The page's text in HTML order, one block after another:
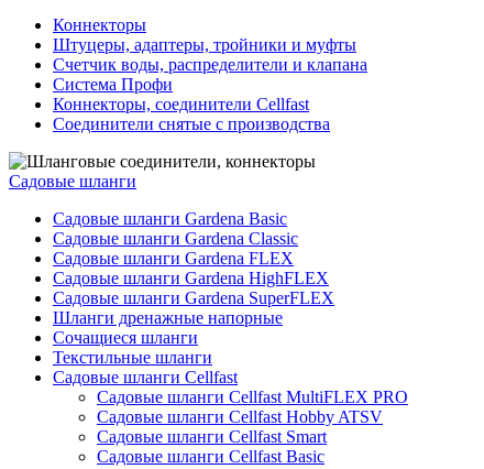
Коннекторы
Штуцеры, адаптеры, тройники и муфты
Счетчик воды, распределители и клапана
Система Профи
Коннекторы, соединители Cellfast
Соединители снятые с производства
Садовые шланги
Садовые шланги Gardena Basic
Садовые шланги Gardena Classic
Садовые шланги Gardena FLEX
Садовые шланги Gardena HighFLEX
Садовые шланги Gardena SuperFLEX
Шланги дренажные напорные
Сочащиеся шланги
Текстильные шланги
Садовые шланги Cellfast
Садовые шланги Cellfast MultiFLEX PRO
Садовые шланги Cellfast Hobby ATSV
Садовые шланги Cellfast Smart
Садовые шланги Cellfast Basic